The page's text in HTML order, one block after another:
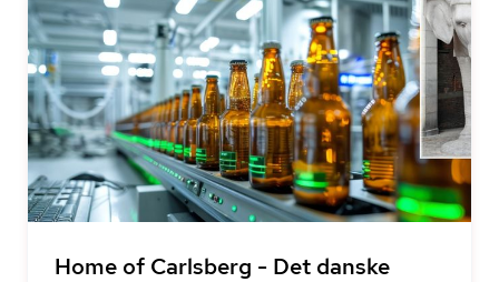
Home of Carlsberg - Det danske